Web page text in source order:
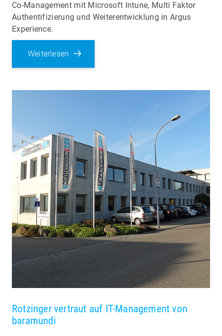
Co-Management mit Microsoft Intune, Multi Faktor
Authentifizierung und Weiterentwicklung in Argus
Experience.
Weiterlesen
Rotzinger vertraut auf IT-Management von
baramundi